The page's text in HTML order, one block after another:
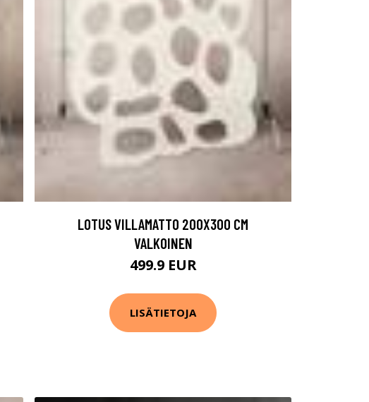
LOTUS VILLAMATTO 200X300 CM
VALKOINEN
499.9 EUR
LISÄTIETOJA